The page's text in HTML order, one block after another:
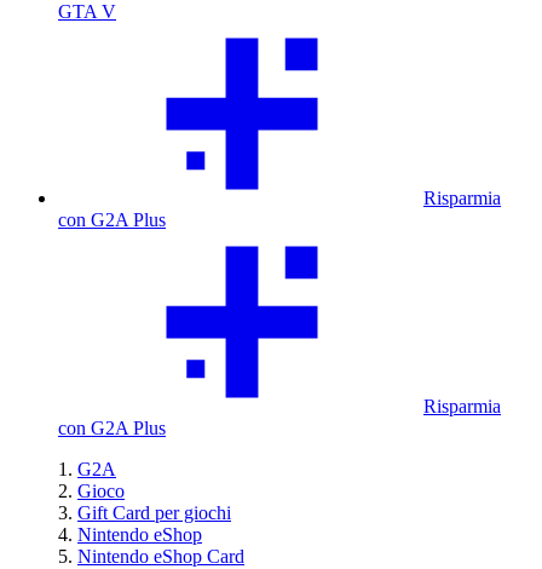
GTA V
Risparmia
con G2A Plus
Risparmia
con G2A Plus
G2A
Gioco
Gift Card per giochi
Nintendo eShop
Nintendo eShop Card